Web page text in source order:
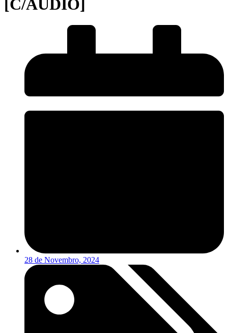
[C/AUDIO]
28 de Novembro, 2024